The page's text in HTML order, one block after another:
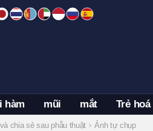
hàm mũi mắt Trẻ
chia sẻ sau phẫu thuật Ảnh tự chụp